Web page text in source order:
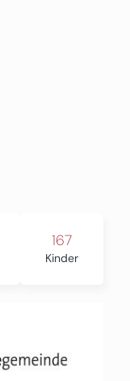
167
Kinder